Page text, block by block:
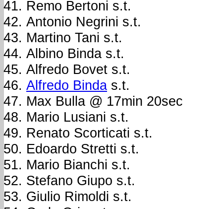
Remo Bertoni s.t.
Antonio Negrini s.t.
Martino Tani s.t.
Albino Binda s.t.
Alfredo Bovet s.t.
Alfredo Binda s.t.
Max Bulla @ 17min 20sec
Mario Lusiani s.t.
Renato Scorticati s.t.
Edoardo Stretti s.t.
Mario Bianchi s.t.
Stefano Giupo s.t.
Giulio Rimoldi s.t.